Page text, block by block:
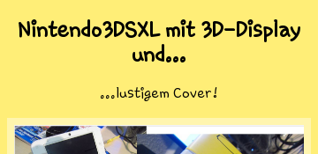
Nintendo3DSXL mit 3D-Display
und...
...lustigem Cover!